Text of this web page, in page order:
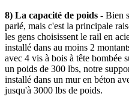
8) La capacité de poids - Bien
parlé, mais c'est la principale
les gens choisissent le rail en
installé dans au moins 2
avec 4 vis à bois à tête bombée
un poids de 300 lbs, notre
installé dans un mur en béton
jusqu'à 3000 lbs de poids.